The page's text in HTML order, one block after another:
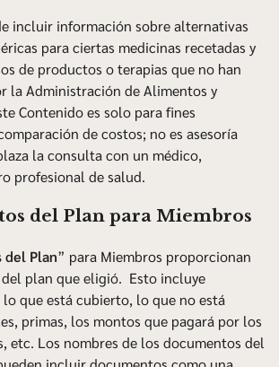
incluir información sobre alternativas
para ciertas medicinas recetadas y
de productos o terapias que no han
la Administración de Alimentos y
Contenido es solo para fines
de costos; no es asesoría
la consulta con un médico,
profesional de salud.
del Plan para Miembros
del Plan” para Miembros proporcionan
plan que eligió. Esto incluye
que está cubierto, lo que no está
primas, los montos que pagará por los
etc. Los nombres de los documentos del